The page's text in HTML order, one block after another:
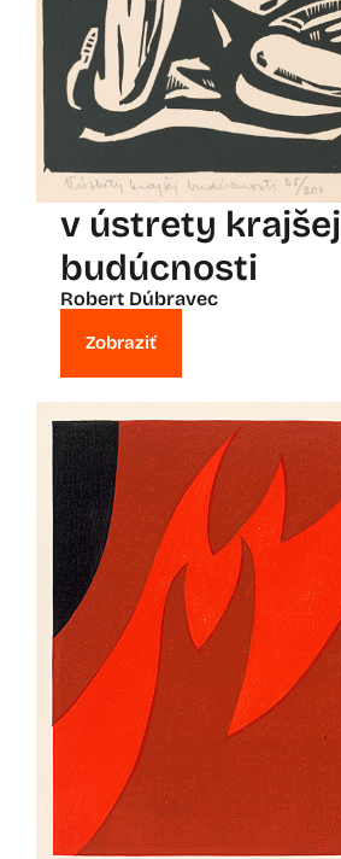
v ústrety krajšej
budúcnosti
Robert Dúbravec
Zobraziť